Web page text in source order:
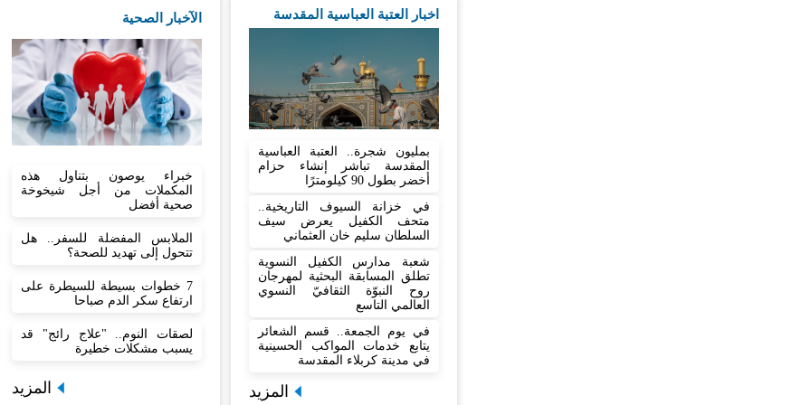
اخبار العتبة العباسية المقدسة
بمليون شجرة.. العتبة العباسية
المقدسة تباشر إنشاء حزام
أخضر بطول 90 كيلومترًا
في خزانة السيوف التاريخية..
متحف الكفيل يعرض سيف
السلطان سليم خان العثماني
شعبة مدارس الكفيل النسوية
تطلق المسابقة البحثية لمهرجان
روح النبوّة الثقافيّ النسوي
العالمي التاسع
في يوم الجمعة.. قسم الشعائر
يتابع خدمات المواكب الحسينية
في مدينة كربلاء المقدسة
المزيد
الآخبار الصحية
خبراء يوصون بتناول هذه
المكملات من أجل شيخوخة
صحية أفضل
الملابس المفضلة للسفر.. هل
تتحول إلى تهديد للصحة؟
7 خطوات بسيطة للسيطرة على
ارتفاع سكر الدم صباحا
لصقات النوم.. "علاج رائج" قد
يسبب مشكلات خطيرة
المزيد